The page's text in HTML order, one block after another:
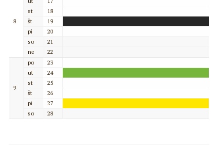
8
st
18
št
19
pi
20
so
21
ne
22
9
po
23
ut
24
st
25
št
26
pi
27
so
28